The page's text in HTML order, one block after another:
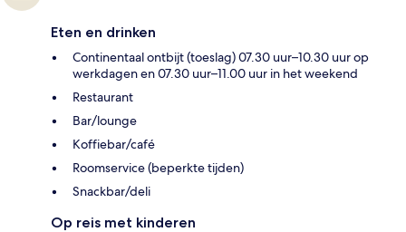
Eten en drinken
Continentaal ontbijt (toeslag) 07.30 uur–10.30 uur op
werkdagen en 07.30 uur–11.00 uur in het weekend
Restaurant
Bar/lounge
Koffiebar/café
Roomservice (beperkte tijden)
Snackbar/deli
Op reis met kinderen